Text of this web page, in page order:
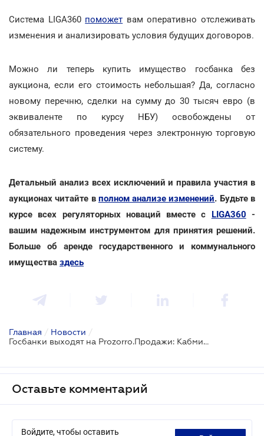
Система LIGA360 поможет вам оперативно отслеживать
изменения и анализировать условия будущих договоров.
Можно ли теперь купить имущество госбанка без
аукциона, если его стоимость небольшая? Да, согласно
новому перечню, сделки на сумму до 30 тысяч евро (в
эквиваленте по курсу НБУ) освобождены от
обязательного проведения через электронную торговую
систему.
Детальный анализ всех исключений и правила участия в
аукционах читайте в полном анализе изменений. Будьте в
курсе всех регуляторных новаций вместе с LIGA360 -
вашим надежным инструментом для принятия решений.
Больше об аренде государственного и коммунального
имущества здесь
Главная / Новости /
Госбанки выходят на Prozorro.Продажи: Кабмин утвердил новые правила распоряжения имуществом
Оставьте комментарий
Войдите, чтобы оставить